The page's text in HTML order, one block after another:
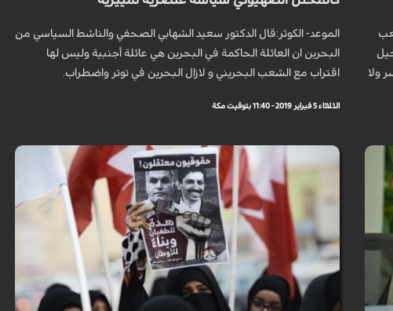
ولا
الموعد- الكوثر:قال الدكتور سعيد الشهابي الصحفي والناشط السياسي من
البحرين ان العائلة الحاكمة في البحرين هي عائلة أجنبية وليس لها
اقتراب مع الشعب البحريني و لازال البحرين في توتر واضطراب.
الثلاثاء 5 فبراير 2019 - 11:40 بتوقيت مكة